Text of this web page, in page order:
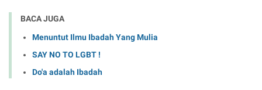
BACA JUGA
Menuntut Ilmu Ibadah Yang Mulia
SAY NO TO LGBT !
Do'a adalah Ibadah